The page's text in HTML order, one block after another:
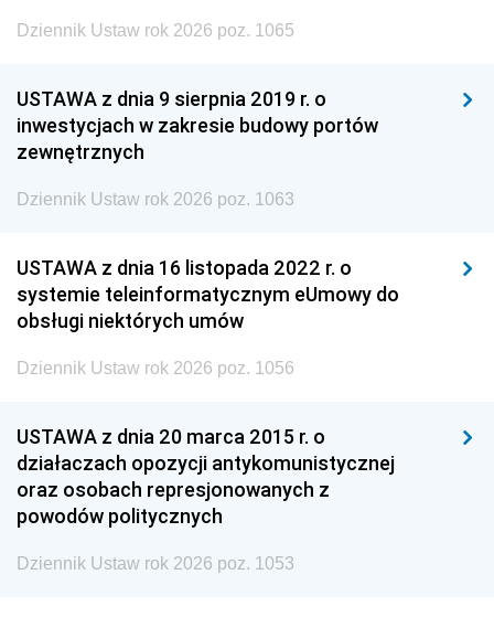
Dziennik Ustaw rok 2026 poz. 1065
USTAWA z dnia 9 sierpnia 2019 r. o
inwestycjach w zakresie budowy portów
zewnętrznych
Dziennik Ustaw rok 2026 poz. 1063
USTAWA z dnia 16 listopada 2022 r. o
systemie teleinformatycznym eUmowy do
obsługi niektórych umów
Dziennik Ustaw rok 2026 poz. 1056
USTAWA z dnia 20 marca 2015 r. o
działaczach opozycji antykomunistycznej
oraz osobach represjonowanych z
powodów politycznych
Dziennik Ustaw rok 2026 poz. 1053